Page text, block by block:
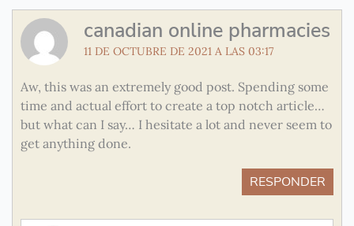
canadian online pharmacies
11 DE OCTUBRE DE 2021 A LAS 03:17
Aw, this was an extremely good post. Spending some
time and actual effort to create a top notch article…
but what can I say… I hesitate a lot and never seem to
get anything done.
RESPONDER